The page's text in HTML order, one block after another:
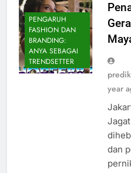
PENGARUH
FASHION DAN
BRANDING:
ANYA SEBAGAI
TRENDSETTER
year
dan